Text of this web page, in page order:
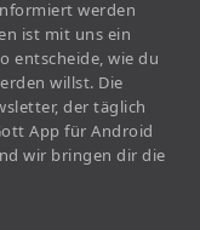
werden
ist mit uns ein
entscheide, wie du
willst. Die
der täglich
App für Android
wir bringen dir die